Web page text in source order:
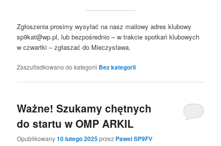
Zgłoszenia prosimy wysyłać na nasz mailowy adres klubowy
sp9kat@wp.pl, lub bezpośrednio – w trakcie spotkań klubowych
w czwartki – zgłaszać do Mieczysława.
Zaszufladkowano do kategorii Bez kategorii
Ważne! Szukamy chętnych
do startu w OMP ARKIL
Opublikowany10 lutego 2025przez Pawel SP9FV